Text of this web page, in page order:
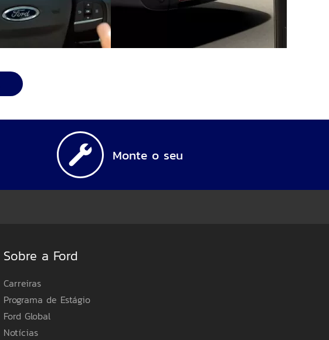
Monte o seu
Sobre a Ford
Carreiras
Programa de Estágio
Ford Global
Notícias